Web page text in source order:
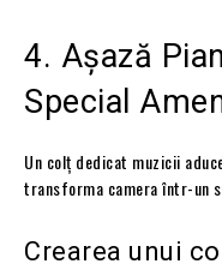
4. Așază
Special
Un colț dedicat muzicii
transforma camera într-un
Crearea unui